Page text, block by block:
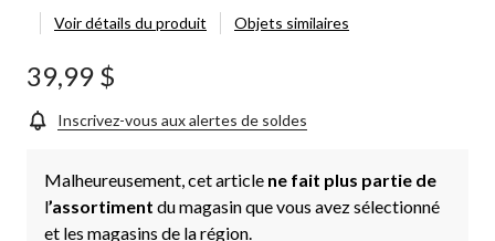
Voir détails du produit
Objets similaires
39,99 $
Inscrivez-vous aux alertes de soldes
Malheureusement, cet article ne fait plus partie de
l’assortiment du magasin que vous avez sélectionné
et les magasins de la région.